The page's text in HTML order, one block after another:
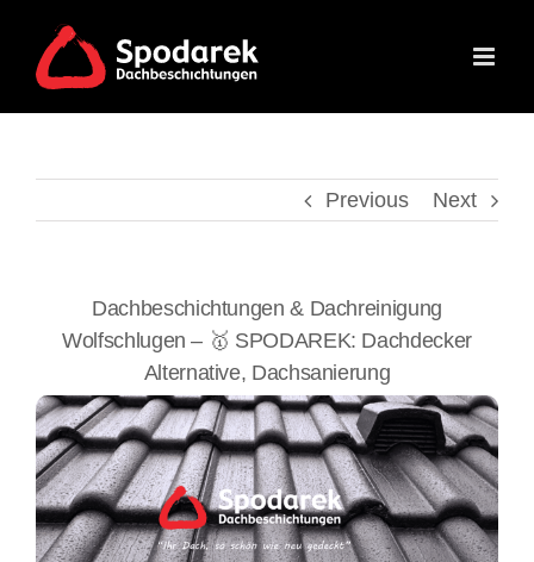
content
Previous Next
Dachbeschichtungen & Dachreinigung
Wolfschlugen – 🥇 SPODAREK: Dachdecker
Alternative, Dachsanierung